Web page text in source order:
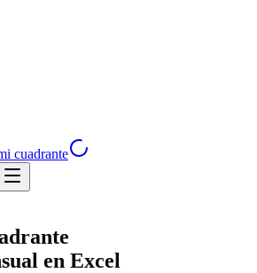
cuadrante
en Excel